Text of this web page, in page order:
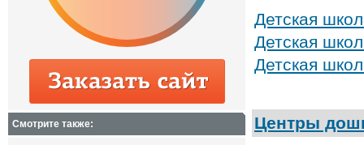
Детская
Детская
Детская
Центры
Смотрите также: